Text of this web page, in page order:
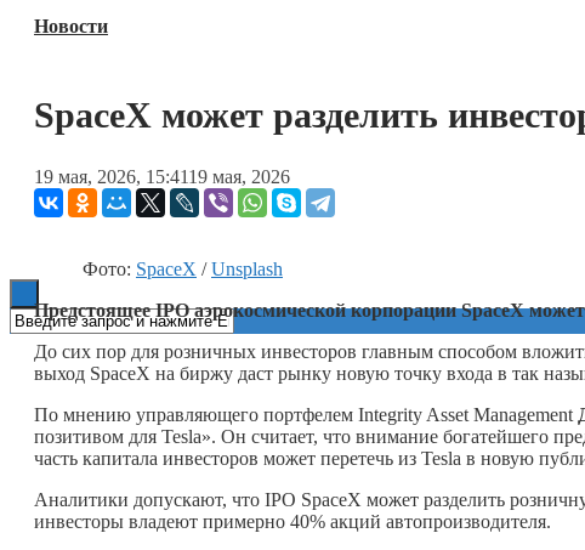
Блокчейн
Технологии
ESG
Новости
SpaceX может разделить
19 мая, 2026, 15:4119 мая, 2026
Фото: SpaceX /Unsplash
Предстоящее IPO аэрокосмической корпорации SpaceX
До сих пор для розничных инвесторов главным способом
выход SpaceX на биржу даст рынку новую точку входа в так
По мнению управляющего портфелем Integrity Asset Management
позитивом для Tesla». Он считает, что внимание богатейшего
часть капитала инвесторов может перетечь из Tesla в новую
Аналитики допускают, что IPO SpaceX может разделить
инвесторы владеют примерно 40% акций автопроизводителя.